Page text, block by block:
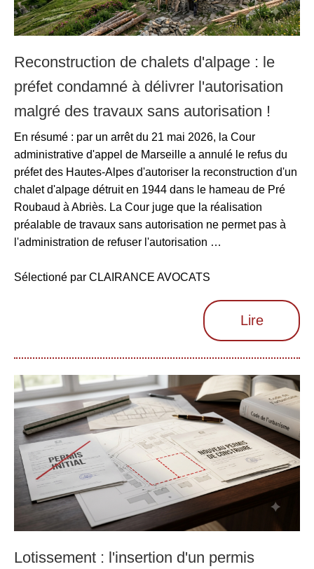
Reconstruction de chalets d'alpage : le
préfet condamné à délivrer l'autorisation
malgré des travaux sans autorisation !
En résumé : par un arrêt du 21 mai 2026, la Cour
administrative d'appel de Marseille a annulé le refus du
préfet des Hautes-Alpes d'autoriser la reconstruction d'un
chalet d'alpage détruit en 1944 dans le hameau de Pré
Roubaud à Abriès. La Cour juge que la réalisation
préalable de travaux sans autorisation ne permet pas à
l'administration de refuser l'autorisation …
Sélectioné par CLAIRANCE AVOCATS
Lire
Lotissement : l'insertion d'un permis